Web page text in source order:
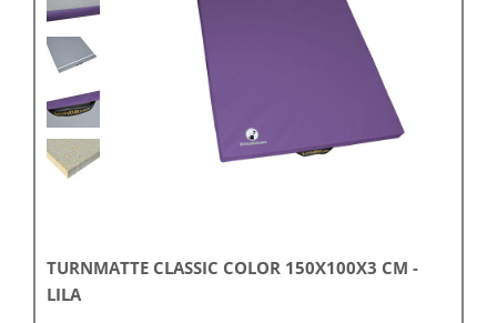
TURNMATTE CLASSIC COLOR 150X100X3 CM -
LILA